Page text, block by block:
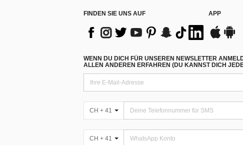
FINDEN SIE UNS AUF APP
WENN DU DICH FÜR UNSEREN NEWSLETTER
ALLEN ANDEREN ERFAHREN (DU KANNST DICH
CH + 41
CH + 41